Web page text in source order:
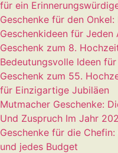
für ein
Geschenke für den
Geschenkideen für Jeden
Geschenk zum 8.
Bedeutungsvolle Ideen für
Geschenk zum 55.
für Einzigartige Jubiläen
Mutmacher Geschenke:
Und Zuspruch Im Jahr
Geschenke für die
und jedes Budget